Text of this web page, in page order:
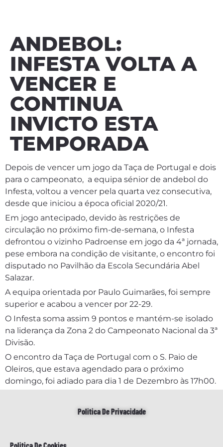
ANDEBOL:
INFESTA VOLTA A
VENCER E
CONTINUA
INVICTO ESTA
TEMPORADA
Depois de vencer um jogo da Taça de Portugal e dois
para o campeonato, a equipa sénior de andebol do
Infesta, voltou a vencer pela quarta vez consecutiva,
desde que iniciou a época oficial 2020/21.
Em jogo antecipado, devido às restrições de
circulação no próximo fim-de-semana, o Infesta
defrontou o vizinho Padroense em jogo da 4ª jornada,
pese embora na condição de visitante, o encontro foi
disputado no Pavilhão da Escola Secundária Abel
Salazar.
A equipa orientada por Paulo Guimarães, foi sempre
superior e acabou a vencer por 22-29.
O Infesta soma assim 9 pontos e mantém-se isolado
na liderança da Zona 2 do Campeonato Nacional da 3ª
Divisão.
O encontro da Taça de Portugal com o S. Paio de
Oleiros, que estava agendado para o próximo
domingo, foi adiado para dia 1 de Dezembro às 17h00.
Politica De Privacidade